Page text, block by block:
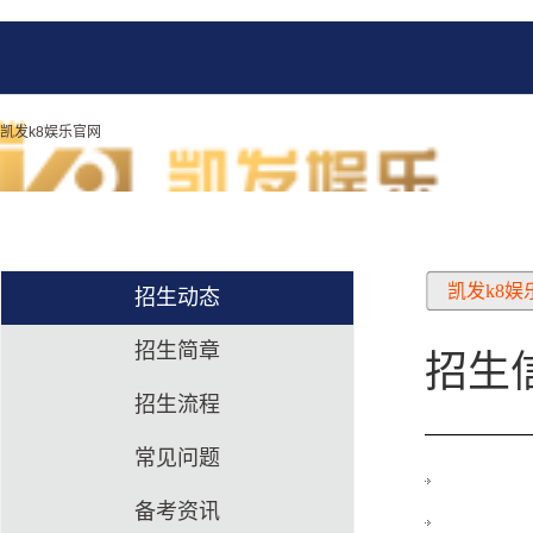
凯发k8娱乐官网
招生动态
招生简章
招生流程
常见问题
备考资讯
凯发k8娱
招生